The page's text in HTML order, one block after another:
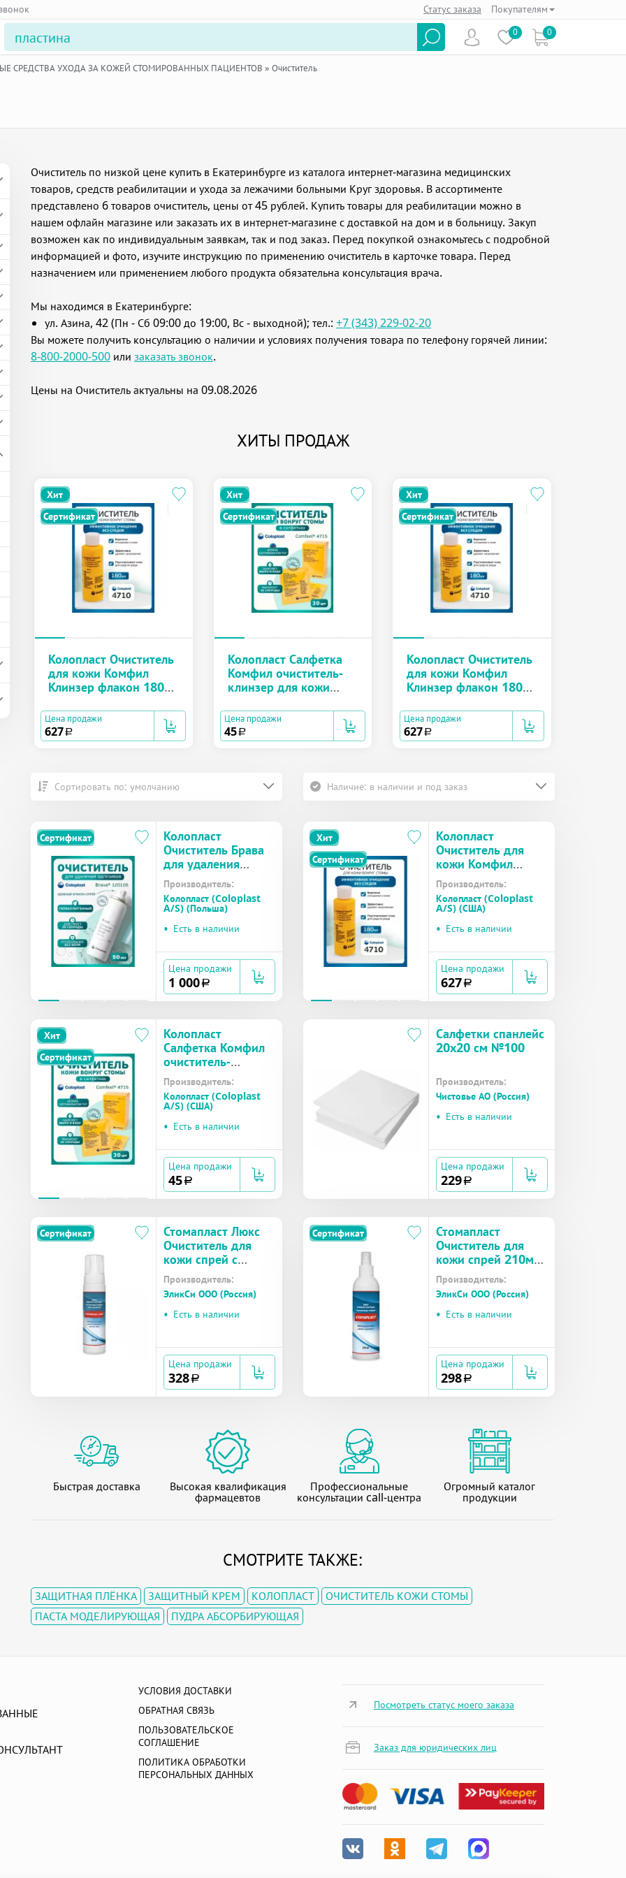
Статус заказа Покупателям
0 0
СРЕДСТВА УХОДА ЗА КОЖЕЙ СТОМИРОВАННЫХ ПАЦИЕНТОВ » Очиститель
Очиститель по низкой цене купить в Екатеринбурге из каталога интернет-магазина медицинских
товаров, средств реабилитации и ухода за лежачими больными Круг здоровья. В ассортименте
представлено 6 товаров очиститель, цены от 45 рублей. Купить товары для реабилитации можно в
нашем офлайн магазине или заказать их в интернет-магазине с доставкой на дом и в больницу. Закуп
возможен как по индивидуальным заявкам, так и под заказ. Перед покупкой ознакомьтесь с подробной
информацией и фото, изучите инструкцию по применению очиститель в карточке товара. Перед
назначением или применением любого продукта обязательна консультация врача.
Мы находимся в Екатеринбурге:
ул. Азина, 42 (Пн - Сб 09:00 до 19:00, Вс - выходной); тел.: +7 (343) 229-02-20
Вы можете получить консультацию о наличии и условиях получения товара по телефону горячей линии:
8-800-2000-500 или заказать звонок.
Цены на Очиститель актуальны на 09.08.2026
ХИТЫ ПРОДАЖ
Хит
Сертификат
Колопласт Очиститель
для кожи Комфил
Клинзер флакон 180
Цена продажи
627a
Хит
Сертификат
Колопласт Салфетка
Комфил очиститель-
клинзер для кожи
(4715)
Цена продажи
45a
Хит
Сертификат
Колопласт Очиститель
для кожи Комфил
Клинзер флакон 180
Цена продажи
627a
Сортировать по: умолчанию Наличие: в наличии и под заказ
Сертификат
Колопласт
Очиститель Брава
для удаления
адгезивов спрей 50
мл №1 (120105)
Производитель:
Колопласт (Coloplast
A/S) (Польша)
• Есть в наличии
Цена продажи
1 000a
Хит
Сертификат
Колопласт
Очиститель для
кожи Комфил
Клинзер флакон
180 мл (4710)
Производитель:
Колопласт (Coloplast
A/S) (США)
• Есть в наличии
Цена продажи
627a
Хит
Сертификат
Колопласт
Салфетка Комфил
очиститель-
клинзер для кожи
вокруг стомы №1
(4715)
Производитель:
Колопласт (Coloplast
A/S) (США)
• Есть в наличии
Цена продажи
45a
Салфетки спанлейс
20х20 см №100
Производитель:
Чистовье АО (Россия)
• Есть в наличии
Цена продажи
229a
Сертификат
Стомапласт Люкс
Очиститель для
кожи спрей с
пенообразователе
м 250мл
(STOMAPLAST
LUXE)
Производитель:
ЭликСи ООО (Россия)
• Есть в наличии
Цена продажи
328a
Сертификат
Стомапласт
Очиститель для
кожи спрей 210мл
(STOMAPLAST)
Производитель:
ЭликСи ООО (Россия)
• Есть в наличии
Цена продажи
298a
Быстрая доставка Высокая квалификация
фармацевтов
Профессиональные
консультации call-центра
Огромный каталог
продукции
СМОТРИТЕ ТАКЖЕ:
ЗАЩИТНАЯ ПЛЁНКА ЗАЩИТНЫЙ КРЕМ КОЛОПЛАСТ
ОЧИСТИТЕЛЬ КОЖИ СТОМЫ
ПАСТА МОДЕЛИРУЮЩАЯ
ПУДРА АБСОРБИРУЮЩАЯ
УСЛОВИЯ ДОСТАВКИ
ОБРАТНАЯ СВЯЗЬ
ПОЛЬЗОВАТЕЛЬСКОЕ
СОГЛАШЕНИЕ
ПОЛИТИКА ОБРАБОТКИ
ПЕРСОНАЛЬНЫХ ДАННЫХ
Посмотреть статус моего заказа
Заказ для юридических лиц